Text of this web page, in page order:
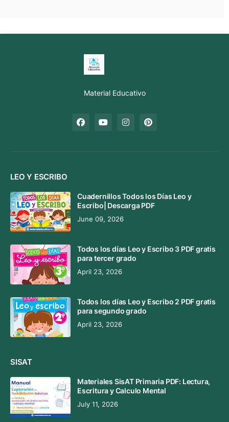
Material Educativo
LEO Y ESCRIBO
Cuadernillos Todos los Días Leo y
Escribo| Descarga PDF
June 09, 2026
Todos los días Leo y Escribo 3 PDF gratis
para tercer grado
April 23, 2026
Todos los días Leo y Escribo 2 PDF gratis
para segundo grado
April 23, 2026
SISAT
Materiales SisAT Primaria PDF: Lectura,
Escritura y Calculo Mental
July 11, 2026